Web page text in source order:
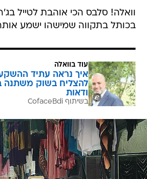
וואלה! סלבס הכי אוהבת לטייל
בכותל בתקווה שמישהו ישמע
עוד בוואלה
איך נראה עתיד
להצליח בשוק משתנה
ודאות
בשיתוף CofaceBdi